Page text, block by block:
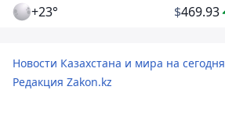
+23° $469.93
Новости Казахстана и мира на сегодня
Редакция Zakon.kz